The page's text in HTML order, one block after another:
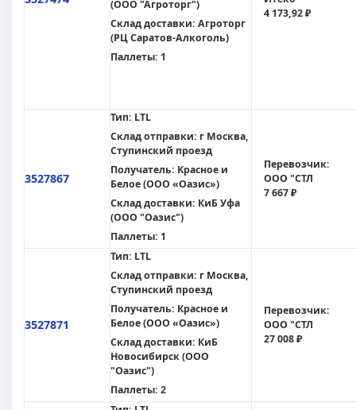
(ООО "Агроторг")
Склад доставки: Агроторг
(РЦ Саратов-Алкоголь)
Паллеты: 1
4 173,92 ₽
3527867
Тип: LTL
Склад отправки: г Москва,
Ступинский проезд
Получатель: Красное и
Белое (ООО «Оазис»)
Склад доставки: КиБ Уфа
(ООО "Оазис")
Паллеты: 1
Перевозчик:
ООО "СТЛ
7 667 ₽
3527871
Тип: LTL
Склад отправки: г Москва,
Ступинский проезд
Получатель: Красное и
Белое (ООО «Оазис»)
Склад доставки: КиБ
Новосибирск (ООО
"Оазис")
Паллеты: 2
Перевозчик:
ООО "СТЛ
27 008 ₽